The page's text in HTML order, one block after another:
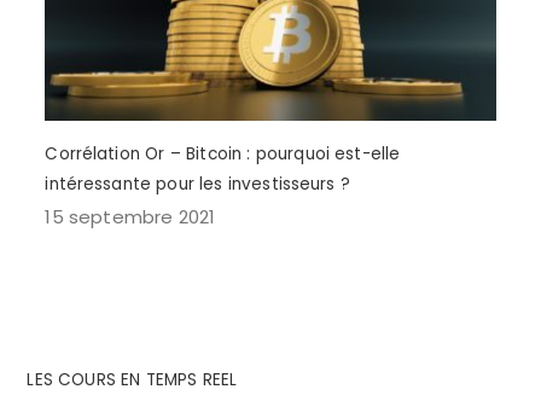
Corrélation Or – Bitcoin : pourquoi est-elle
intéressante pour les investisseurs ?
15 septembre 2021
LES COURS EN TEMPS REEL